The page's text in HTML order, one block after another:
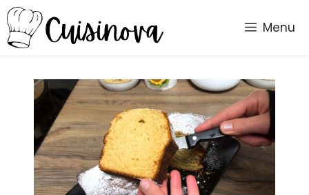
Vai
al
contenuto
Menu